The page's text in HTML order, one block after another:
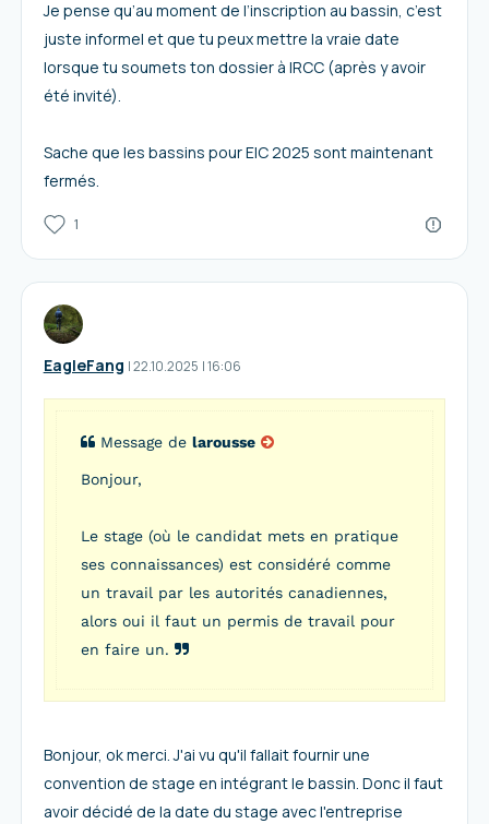
Je pense qu’au moment de l’inscription au bassin, c’est
juste informel et que tu peux mettre la vraie date
lorsque tu soumets ton dossier à IRCC (après y avoir
été invité).
Sache que les bassins pour EIC 2025 sont maintenant
fermés.
1
EagleFang I22.10.2025 |16:06
Message de larousse
Bonjour,
Le stage (où le candidat mets en pratique
ses connaissances) est considéré comme
un travail par les autorités canadiennes,
alors oui il faut un permis de travail pour
en faire un.
Bonjour, ok merci. J'ai vu qu'il fallait fournir une
convention de stage en intégrant le bassin. Donc il faut
avoir décidé de la date du stage avec l'entreprise